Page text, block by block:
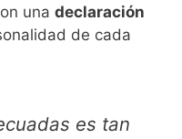
una declaración
de cada
es tan